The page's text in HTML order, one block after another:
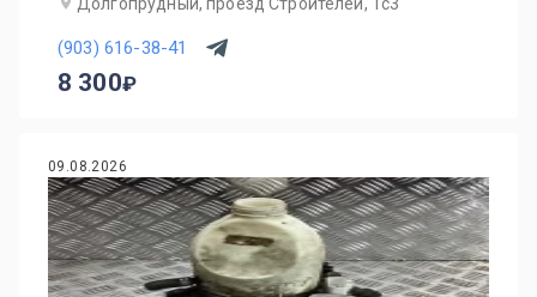
(903) 616-38-41
8 300
09.08.2026